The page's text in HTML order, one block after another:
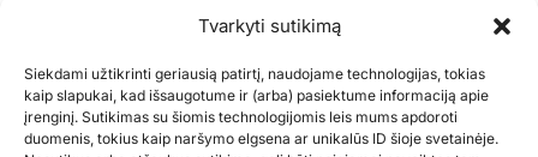
Tvarkyti sutikimą
Siekdami užtikrinti geriausią patirtį, naudojame technologijas, tokias
kaip slapukai, kad išsaugotume ir (arba) pasiektume informaciją apie
įrenginį. Sutikimas su šiomis technologijomis leis mums apdoroti
duomenis, tokius kaip naršymo elgsena ar unikalūs ID šioje svetainėje.
LT-01103 Vilnius, Lietuva
+370 602 31001,info@aukok.lt
+370 698 24305 (verslo partnerystėms)